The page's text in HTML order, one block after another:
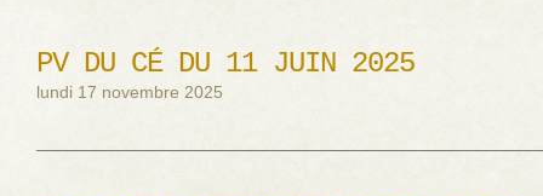
PV DU CÉ DU 11 JUIN 2025
lundi 17 novembre 2025